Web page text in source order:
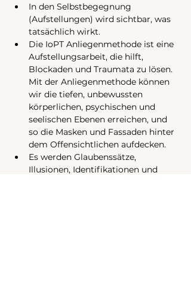
In den Selbstbegegnung
(Aufstellungen) wird sichtbar, was
tatsächlich wirkt.
Die IoPT Anliegenmethode ist eine
Aufstellungsarbeit, die hilft,
Blockaden und Traumata zu lösen.
Mit der Anliegenmethode können
wir die tiefen, unbewussten
körperlichen, psychischen und
seelischen Ebenen erreichen, und
so die Masken und Fassaden hinter
dem Offensichtlichen aufdecken.
Es werden Glaubenssätze,
Illusionen, Identifikationen und